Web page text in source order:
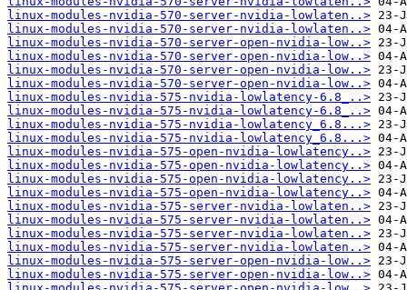
linux-modules-nvidia-570-server-nvidia-lowlaten..>
linux-modules-nvidia-570-server-nvidia-lowlaten..>
linux-modules-nvidia-570-server-open-nvidia-low..>
linux-modules-nvidia-570-server-open-nvidia-low..>
linux-modules-nvidia-570-server-open-nvidia-low..>
linux-modules-nvidia-570-server-open-nvidia-low..>
linux-modules-nvidia-575-nvidia-lowlatency-6.8_..>
linux-modules-nvidia-575-nvidia-lowlatency-6.8_..>
linux-modules-nvidia-575-nvidia-lowlatency_6.8...>
linux-modules-nvidia-575-nvidia-lowlatency_6.8...>
linux-modules-nvidia-575-open-nvidia-lowlatency..>
linux-modules-nvidia-575-open-nvidia-lowlatency..>
linux-modules-nvidia-575-open-nvidia-lowlatency..>
linux-modules-nvidia-575-open-nvidia-lowlatency..>
linux-modules-nvidia-575-server-nvidia-lowlaten..>
linux-modules-nvidia-575-server-nvidia-lowlaten..>
linux-modules-nvidia-575-server-nvidia-lowlaten..>
linux-modules-nvidia-575-server-nvidia-lowlaten..>
linux-modules-nvidia-575-server-open-nvidia-low..>
linux-modules-nvidia-575-server-open-nvidia-low..>